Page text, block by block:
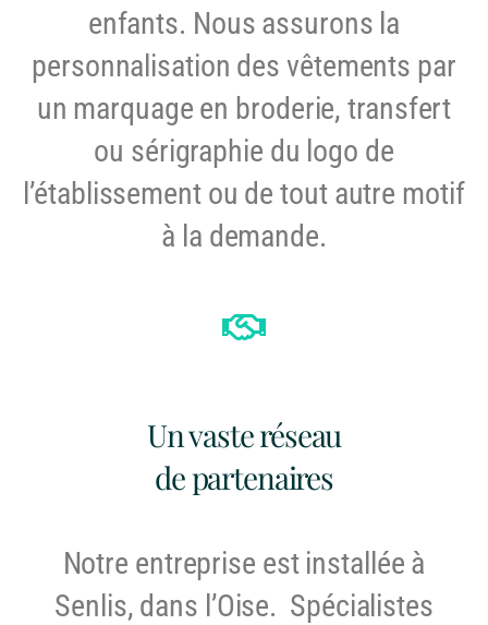
enfants. Nous assurons la
personnalisation des vêtements par
un marquage en broderie, transfert
ou sérigraphie du logo de
l’établissement ou de tout autre motif
à la demande.
Un vaste réseau
de partenaires
Notre entreprise est installée à
Senlis, dans l’Oise. Spécialistes